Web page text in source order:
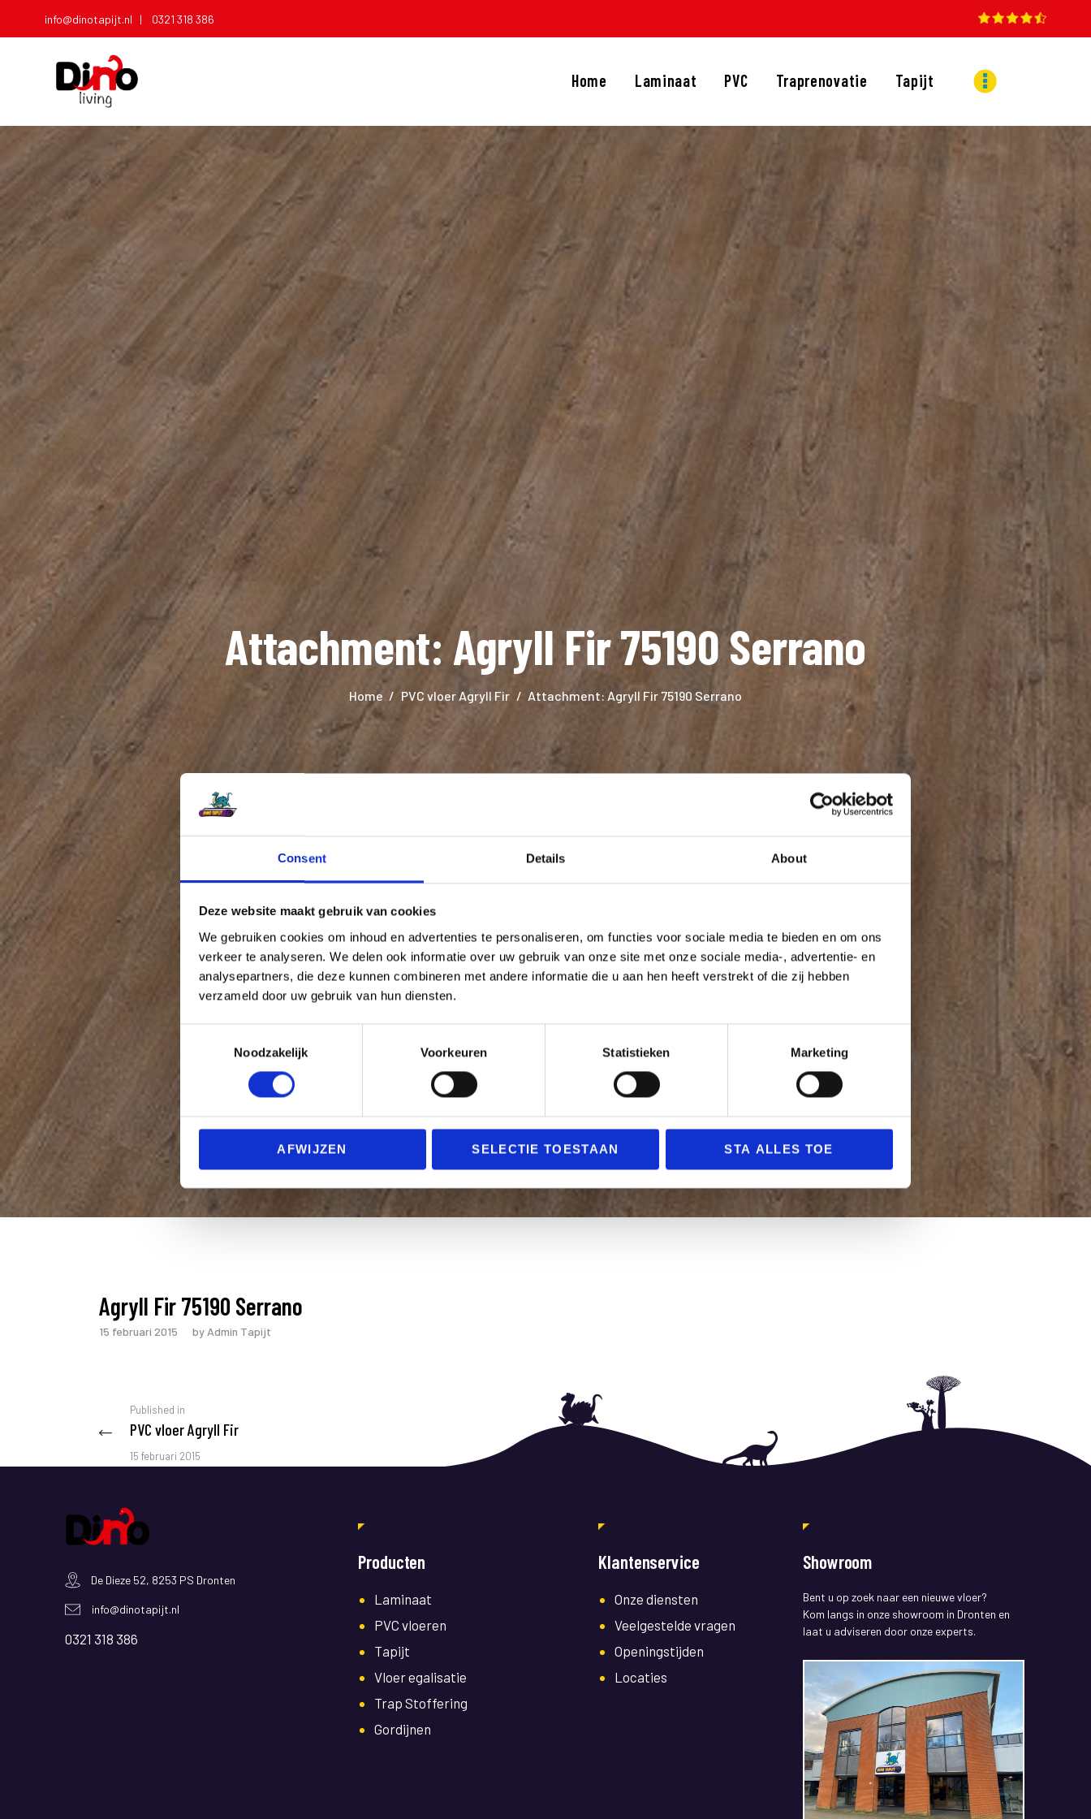
Consent Details About
Deze website maakt gebruik van cookies
We gebruiken cookies om inhoud en advertenties te personaliseren, om functies voor sociale media te bieden en om ons
verkeer te analyseren. We delen ook informatie over uw gebruik van onze site met onze sociale media-, advertentie- en
analysepartners, die deze kunnen combineren met andere informatie die u aan hen heeft verstrekt of die zij hebben
verzameld door uw gebruik van hun diensten.
e
o
Noodzakelijk Voorkeuren Statistieken Marketing
AFWIJZEN SELECTIE TOESTAAN STA ALLES TOE
info@dinotapijt.nl | 0321 318 386
Home Laminaat PVC Traprenovatie Tapijt
TRAPRENOVATIE
TAPIJT
OVERIGE PRODUCTEN
DIENSTEN
CONTACT
Attachment: Agryll Fir 75190 Serrano
Home PVC vloer Agryll Fir Attachment: Agryll Fir 75190 Serrano
Agryll Fir 75190 Serrano
15 februari 2015 by Admin Tapijt
Berichtnavigatie
Published in
post:
PVC vloer Agryll Fir
15 februari 2015
De Dieze 52, 8253 PS Dronten
info@dinotapijt.nl
0321 318 386
Producten
Laminaat
PVC vloeren
Tapijt
Vloer egalisatie
Trap Stoffering
Gordijnen
Klantenservice
Onze diensten
Veelgestelde vragen
Openingstijden
Locaties
Showroom
Bent u op zoek naar een nieuwe vloer?
Kom langs in onze showroom in Dronten en
laat u adviseren door onze experts.